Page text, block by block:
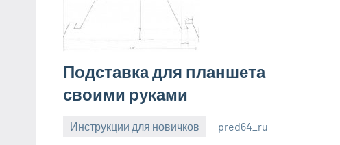
Подставка для планшета
своими руками
Инструкции для новичков pred64_ru